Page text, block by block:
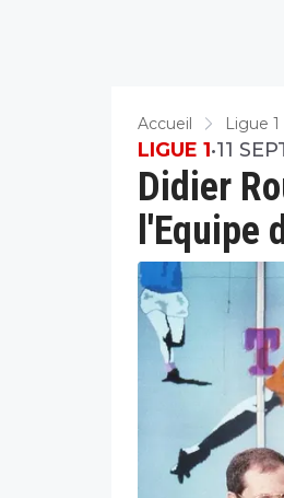
Accueil Ligue 1
Didier
l'Equipe
LIGUE 1•11